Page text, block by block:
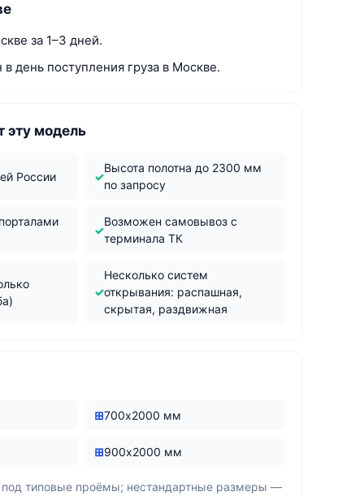
за 1–3 дней.
день поступления груза в Москве.
эту модель
России
Высота полотна до 2300 мм
по запросу
Возможен самовывоз с
терминала ТК
Несколько систем
открывания: распашная,
скрытая, раздвижная
700х2000 мм
900х2000 мм
под типовые проёмы; нестандартные размеры —